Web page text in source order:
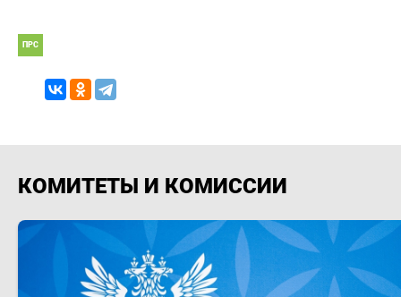
ПРС
КОМИТЕТЫ И КОМИССИИ